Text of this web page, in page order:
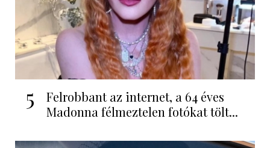
5
Felrobbant az internet, a 64 éves
Madonna félmeztelen fotókat tölt...